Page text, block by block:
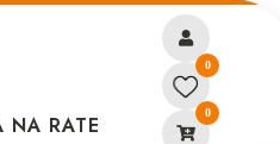
NA RATE
0
0
Pretraži